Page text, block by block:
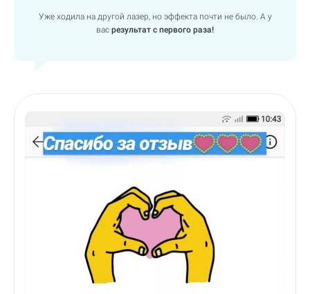
Уже ходила на другой лазер, но эффекта почти не было. А у
вас результат с первого раза!